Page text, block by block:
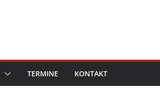
TERMINE KONTAKT